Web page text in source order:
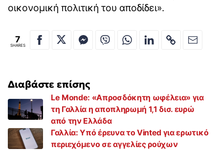
οικονομική πολιτική του αποδίδει».
7
SHARES
Διαβάστε επίσης
Le Monde: «Απροσδόκητη ωφέλεια» για
τη Γαλλία η αποπληρωμή 1,1 δισ. ευρώ
από την Ελλάδα
Γαλλία: Υπό έρευνα το Vinted για ερωτικό
περιεχόμενο σε αγγελίες ρούχων